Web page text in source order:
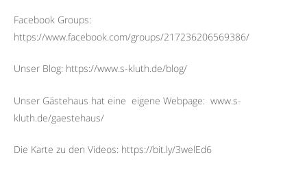
Facebook Groups:
https://www.facebook.com/groups/217236206569386/
Unser Blog: https://www.s-kluth.de/blog/
Unser Gästehaus hat eine eigene Webpage: www.s-
kluth.de/gaestehaus/
Die Karte zu den Videos: https://bit.ly/3welEd6